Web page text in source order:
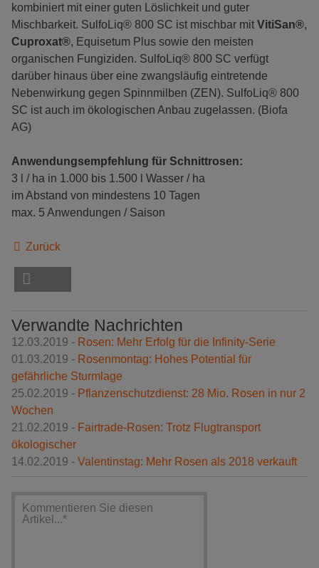
kombiniert mit einer guten Löslichkeit und guter
Mischbarkeit. SulfoLiq® 800 SC ist mischbar mit VitiSan®,
Cuproxat®, Equisetum Plus sowie den meisten
organischen Fungiziden. SulfoLiq® 800 SC verfügt
darüber hinaus über eine zwangsläufig eintretende
Nebenwirkung gegen Spinnmilben (ZEN). SulfoLiq® 800
SC ist auch im ökologischen Anbau zugelassen. (Biofa
AG)
Anwendungsempfehlung für Schnittrosen:
3 l / ha in 1.000 bis 1.500 l Wasser / ha
im Abstand von mindestens 10 Tagen
max. 5 Anwendungen / Saison
Zurück
Verwandte Nachrichten
12.03.2019 - Rosen: Mehr Erfolg für die Infinity-Serie
01.03.2019 - Rosenmontag: Hohes Potential für
gefährliche Sturmlage
25.02.2019 - Pflanzenschutzdienst: 28 Mio. Rosen in nur 2
Wochen
21.02.2019 - Fairtrade-Rosen: Trotz Flugtransport
ökologischer
14.02.2019 - Valentinstag: Mehr Rosen als 2018 verkauft